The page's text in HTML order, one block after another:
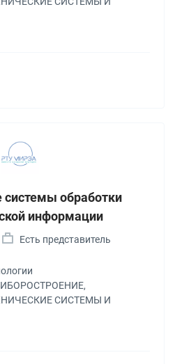
системы обработки
информации
Есть представитель
СИСТЕМЫ И